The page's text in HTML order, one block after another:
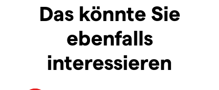
Das könnte Sie
ebenfalls
interessieren